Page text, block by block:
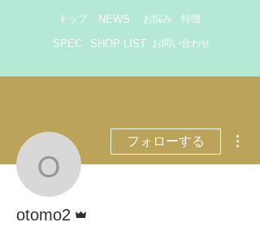
トップ
SPEC
お悩み 特徴
お問い合わせ
SHOP LIST
NEWS
otomo2
フォローする
otomo2